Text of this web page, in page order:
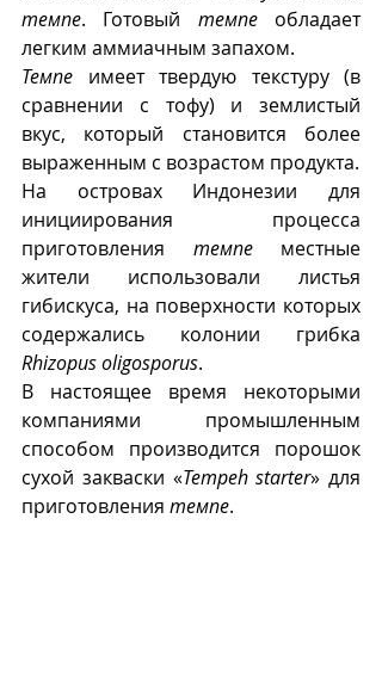
темпе. Готовый темпе обладает
легким аммиачным запахом.
Темпе имеет твердую текстуру (в
сравнении с тофу) и землистый
вкус, который становится более
На островах Индонезии для
инициирования процесса
приготовления темпе местные
жители использовали листья
гибискуса, на поверхности которых
Rhizopus oligosporus.
В настоящее время некоторыми
компаниями промышленным
способом производится порошок
сухой закваски «Tempeh starter» для
приготовления темпе.